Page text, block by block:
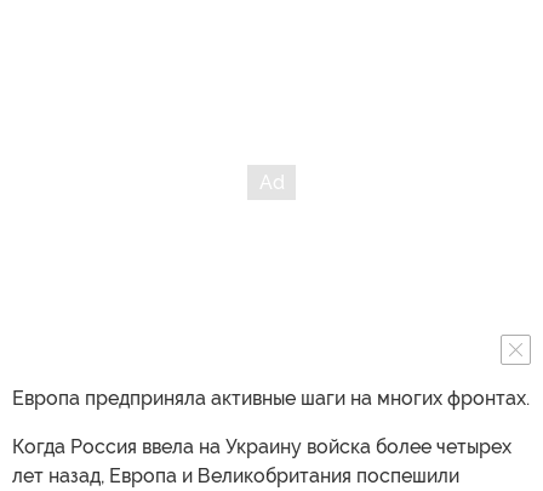
Европа предприняла активные шаги на многих фронтах.
Когда Россия ввела на Украину войска более четырех
лет назад, Европа и Великобритания поспешили